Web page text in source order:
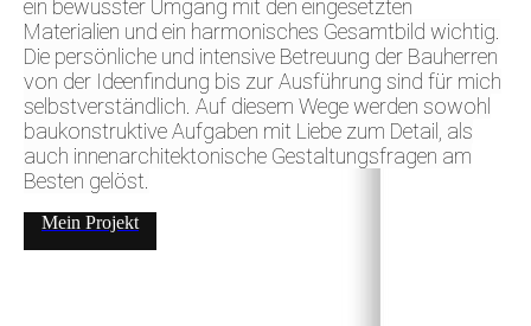
ein bewusster Umgang mit den eingesetzten
Materialien und ein harmonisches Gesamtbild wichtig.
Die persönliche und intensive Betreuung der Bauherren
von der Ideenfindung bis zur Ausführung sind für mich
selbstverständlich. Auf diesem Wege werden sowohl
baukonstruktive Aufgaben mit Liebe zum Detail, als
auch innenarchitektonische Gestaltungsfragen am
Besten gelöst
Mein Projekt